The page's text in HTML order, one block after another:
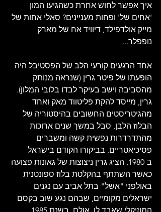
איך אפשר לחוש אחרת כשהגיעו המון
'אחים של' ופחות מעניינים? סאלי אחות של
מייק אולדפילד, דיוויד אח של מארק
נופפלר...
אחד הרגעים קורעי הלב של הפסטיבל היה
הופעתו של פיטר גרין (שנראה מנותק
מהסביבה וישב בעיקר לבדו בלובי המלון).
גרין, מייסד להקת פליטווד מאק ואחד
מהגיטריסטים החשובים בהיסטוריה של
הבלוז הלבן, סבל במשך שנים ארוכות
מהתדרדרות נפשית קשה ומשברים
פסיכיאטריים. בביקורו הקודם בישראל
ב-1980, הציג גרין ניצוצות של גאונות פצועה
כאשר השתתף בהקלטת בלוז ספונטנית
באולפני "אשל" בתל אביב עם נגנים
ישראלים מקומיים, שבהם נגע שוב בקסם